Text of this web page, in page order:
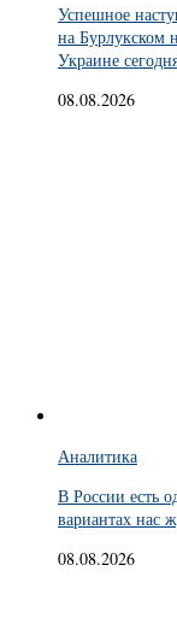
Успешное
на Бурлукском
Украине
08.08.2026
Аналитика
В России есть
вариантах нас
08.08.2026